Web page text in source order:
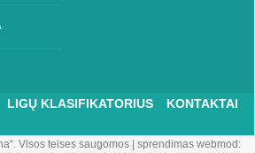
LIGŲ KLASIFIKATORIUS
KONTAKTAI
Visos teises saugomos| sprendimas webmod: